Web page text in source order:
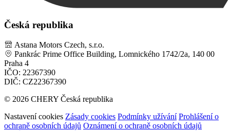
Česká republika
Astana Motors Czech, s.r.o.
Pankrác Prime Office Building, Lomnického 1742/2a, 140 00
Praha 4
IČO: 22367390
DIČ: CZ22367390
© 2026 CHERY Česká republika
Nastavení cookies Zásady cookies Podmínky užívání Prohlášení o
ochraně osobních údajů Oznámení o ochraně osobních údajů